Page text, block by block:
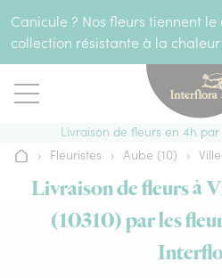
Canicule ? Nos fleurs tiennent
collection résistante à la chaleur
Livraison de fleurs en 4h
Accueil
› Fleuristes › Aube (10) ›
Livraison de fleurs à
(10310) par les